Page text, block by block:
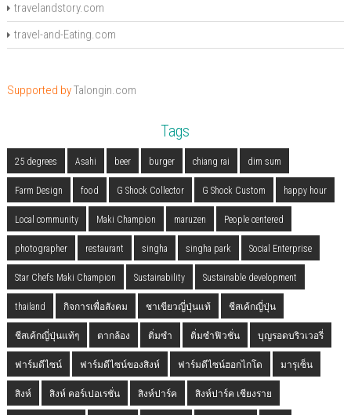
travelandstory.com
travel-and-Eating.com
Supported byTalongin.com
Tags
25 degrees Asahi beer burger chiang rai dim sum
Farm Design food G Shock Collector G Shock Custom happy hour
Local community Maki Champion maruzen People centered
photographer restaurant singha singha park Social Enterprise
Star Chefs Maki Champion Sustainability Sustainable development
thailand กิจการเพื่อสังคม ชาเขียวญี่ปุ่นแท้ ชีสเค้กญี่ปุ่น
ชีสเค้กญี่ปุ่นแท้ๆ ตากล้อง ติ่มซำ ติ่มซำฟิวชั่น บุญรอดบริวเวอรี่
ฟาร์มดีไซน์ ฟาร์มดีไซน์ของสิงห์ ฟาร์มดีไซน์ฮอกไกโด มารุเซ็น
สิงห์ สิงห์ คอร์เปอเรชั่น สิงห์ปาร์ค สิงห์ปาร์ค เชียงราย